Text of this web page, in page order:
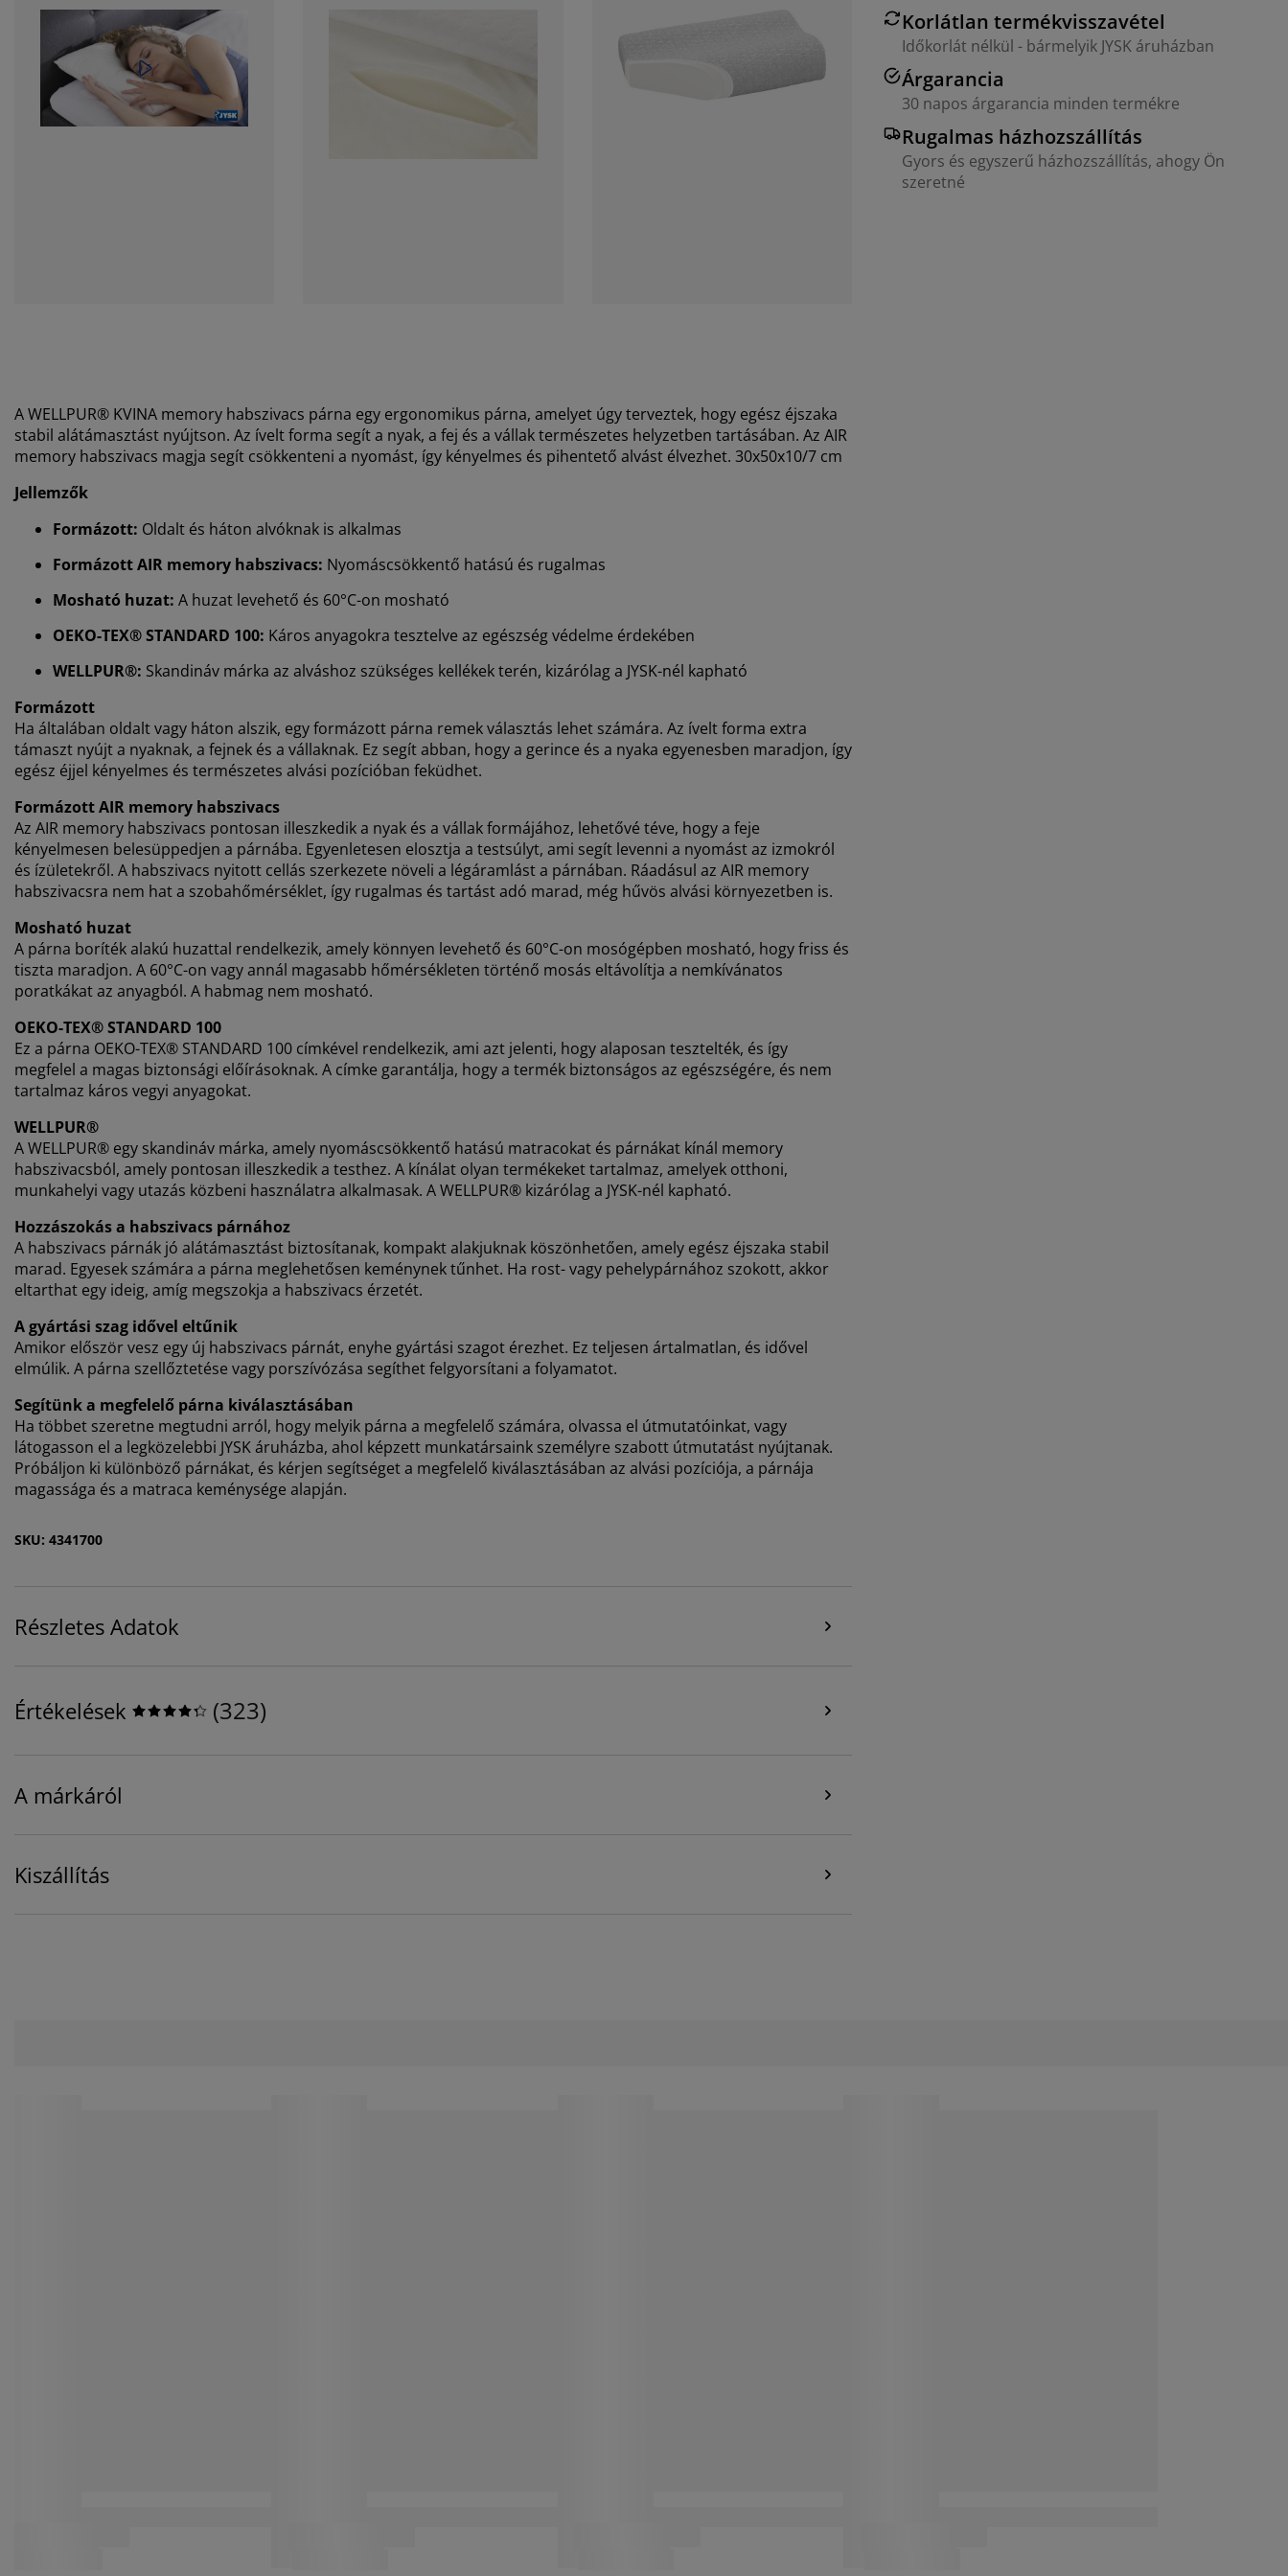
Korlátlan termékvisszavétel
Időkorlát nélkül - bármelyik JYSK áruházban
Árgarancia
30 napos árgarancia minden termékre
Rugalmas házhozszállítás
Gyors és egyszerű házhozszállítás, ahogy Ön
szeretné
A WELLPUR® KVINA memory habszivacs párna egy ergonomikus párna, amelyet úgy terveztek, hogy egész éjszaka
stabil alátámasztást nyújtson. Az ívelt forma segít a nyak, a fej és a vállak természetes helyzetben tartásában. Az AIR
memory habszivacs magja segít csökkenteni a nyomást, így kényelmes és pihentető alvást élvezhet. 30x50x10/7 cm
Jellemzők
Formázott: Oldalt és háton alvóknak is alkalmas
Formázott AIR memory habszivacs: Nyomáscsökkentő hatású és rugalmas
Mosható huzat: A huzat levehető és 60°C-on mosható
OEKO-TEX® STANDARD 100: Káros anyagokra tesztelve az egészség védelme érdekében
WELLPUR®: Skandináv márka az alváshoz szükséges kellékek terén, kizárólag a JYSK-nél kapható
Formázott
Ha általában oldalt vagy háton alszik, egy formázott párna remek választás lehet számára. Az ívelt forma extra
támaszt nyújt a nyaknak, a fejnek és a vállaknak. Ez segít abban, hogy a gerince és a nyaka egyenesben maradjon, így
egész éjjel kényelmes és természetes alvási pozícióban feküdhet.
Formázott AIR memory habszivacs
Az AIR memory habszivacs pontosan illeszkedik a nyak és a vállak formájához, lehetővé téve, hogy a feje
kényelmesen belesüppedjen a párnába. Egyenletesen elosztja a testsúlyt, ami segít levenni a nyomást az izmokról
és ízületekről. A habszivacs nyitott cellás szerkezete növeli a légáramlást a párnában. Ráadásul az AIR memory
habszivacsra nem hat a szobahőmérséklet, így rugalmas és tartást adó marad, még hűvös alvási környezetben is.
Mosható huzat
A párna boríték alakú huzattal rendelkezik, amely könnyen levehető és 60°C-on mosógépben mosható, hogy friss és
tiszta maradjon. A 60°C-on vagy annál magasabb hőmérsékleten történő mosás eltávolítja a nemkívánatos
poratkákat az anyagból. A habmag nem mosható.
OEKO-TEX® STANDARD 100
Ez a párna OEKO-TEX® STANDARD 100 címkével rendelkezik, ami azt jelenti, hogy alaposan tesztelték, és így
megfelel a magas biztonsági előírásoknak. A címke garantálja, hogy a termék biztonságos az egészségére, és nem
tartalmaz káros vegyi anyagokat.
WELLPUR®
A WELLPUR® egy skandináv márka, amely nyomáscsökkentő hatású matracokat és párnákat kínál memory
habszivacsból, amely pontosan illeszkedik a testhez. A kínálat olyan termékeket tartalmaz, amelyek otthoni,
munkahelyi vagy utazás közbeni használatra alkalmasak. A WELLPUR® kizárólag a JYSK-nél kapható.
Hozzászokás a habszivacs párnához
A habszivacs párnák jó alátámasztást biztosítanak, kompakt alakjuknak köszönhetően, amely egész éjszaka stabil
marad. Egyesek számára a párna meglehetősen keménynek tűnhet. Ha rost- vagy pehelypárnához szokott, akkor
eltarthat egy ideig, amíg megszokja a habszivacs érzetét.
A gyártási szag idővel eltűnik
Amikor először vesz egy új habszivacs párnát, enyhe gyártási szagot érezhet. Ez teljesen ártalmatlan, és idővel
elmúlik. A párna szellőztetése vagy porszívózása segíthet felgyorsítani a folyamatot.
Segítünk a megfelelő párna kiválasztásában
Ha többet szeretne megtudni arról, hogy melyik párna a megfelelő számára, olvassa el útmutatóinkat, vagy
látogasson el a legközelebbi JYSK áruházba, ahol képzett munkatársaink személyre szabott útmutatást nyújtanak.
Próbáljon ki különböző párnákat, és kérjen segítséget a megfelelő kiválasztásában az alvási pozíciója, a párnája
magassága és a matraca keménysége alapján.
SKU: 4341700
Részletes Adatok
Értékelések (323)
A márkáról
Kiszállítás